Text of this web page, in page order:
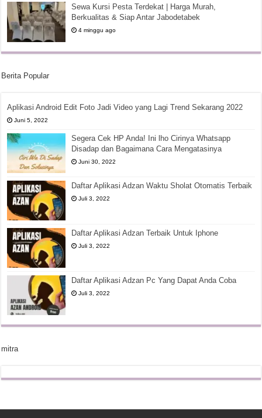
Sewa Kursi Pesta Terdekat | Harga Murah,
Berkualitas & Siap Antar Jabodetabek
4 minggu ago
Berita Popular
Aplikasi Android Edit Foto Jadi Video yang Lagi Trend Sekarang 2022
Juni 5, 2022
Segera Cek HP Anda! Ini lho Cirinya Whatsapp
Disadap dan Bagaimana Cara Mengatasinya
Juni 30, 2022
Daftar Aplikasi Adzan Waktu Sholat Otomatis Terbaik
Juli 3, 2022
Daftar Aplikasi Adzan Terbaik Untuk Iphone
Juli 3, 2022
Daftar Aplikasi Adzan Pc Yang Dapat Anda Coba
Juli 3, 2022
mitra